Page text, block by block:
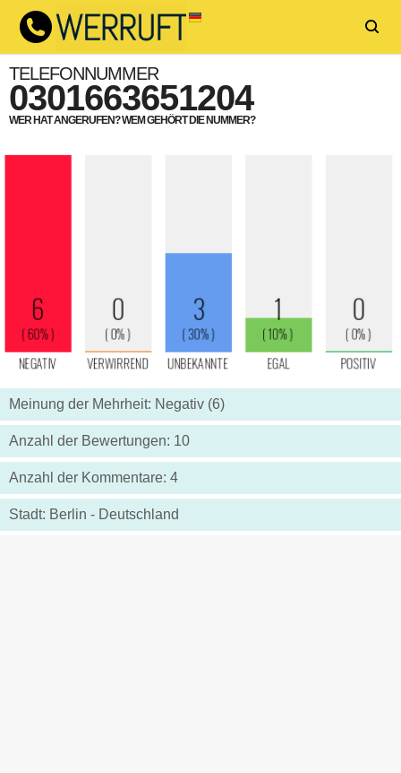
TELEFONNUMMER
0301663651204
WER HAT ANGERUFEN? WEM GEHÖRT DIE NUMMER?
Meinung der Mehrheit: Negativ (6)
Anzahl der Bewertungen: 10
Anzahl der Kommentare: 4
Stadt: Berlin - Deutschland